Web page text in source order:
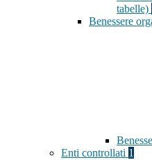
tabelle)
Benessere
Enti controllati 1